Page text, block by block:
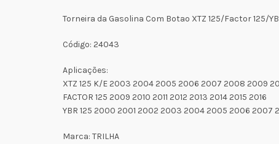
Torneira da Gasolina Com Botao XTZ 125/Factor 125/
Código: 24043
Aplicações:
XTZ 125 K/E 2003 2004 2005 2006 2007 2008 2009
FACTOR 125 2009 2010 2011 2012 2013 2014 2015 2016
YBR 125 2000 2001 2002 2003 2004 2005 2006 2007
Marca: TRILHA